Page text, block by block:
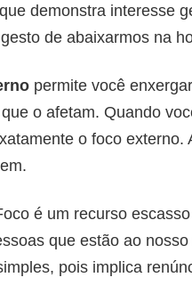
demonstra interesse
de abaixarmos na
permite você
o afetam. Quando
o foco
é um recurso
que estão ao
pois implica